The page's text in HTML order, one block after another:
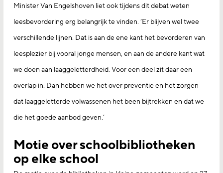
Minister Van Engelshoven liet ook tijdens dit debat weten
leesbevordering erg belangrijk te vinden. ‘Er blijven wel twee
verschillende lijnen. Dat is aan de ene kant het bevorderen van
leesplezier bij vooral jonge mensen, en aan de andere kant wat
we doen aan laaggeletterdheid. Voor een deel zit daar een
overlap in. Dan hebben we het over preventie en het zorgen
dat laaggeletterde volwassenen het been bijtrekken en dat we
die het goede aanbod geven.’
Motie over schoolbibliotheken
op elke school